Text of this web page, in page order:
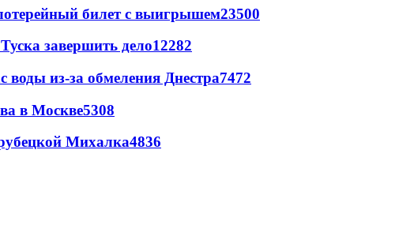
билет с выигрышем23500
завершить дело12282
воды из-за обмеления Днестра7472
в Москве5308
Михалка4836